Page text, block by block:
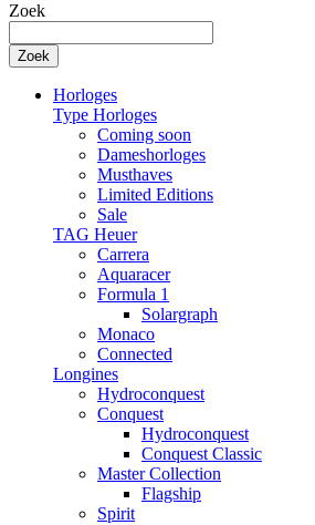
Zoek
Zoek
Horloges
Type Horloges
Coming soon
Dameshorloges
Musthaves
Limited Editions
Sale
TAG Heuer
Carrera
Aquaracer
Formula 1
Solargraph
Monaco
Connected
Longines
Hydroconquest
Conquest
Hydroconquest
Conquest Classic
Master Collection
Flagship
Spirit